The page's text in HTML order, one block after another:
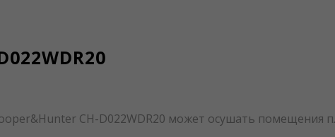
CH-D022WDR20 может осушать помещения